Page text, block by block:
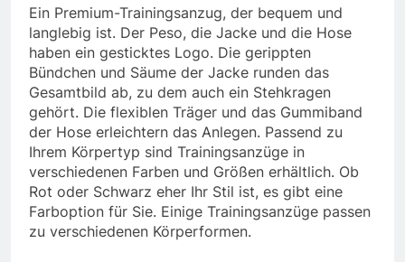
Ein Premium-Trainingsanzug, der bequem und
langlebig ist. Der Peso, die Jacke und die Hose
haben ein gesticktes Logo. Die gerippten
Bündchen und Säume der Jacke runden das
Gesamtbild ab, zu dem auch ein Stehkragen
gehört. Die flexiblen Träger und das Gummiband
der Hose erleichtern das Anlegen. Passend zu
Ihrem Körpertyp sind Trainingsanzüge in
verschiedenen Farben und Größen erhältlich. Ob
Rot oder Schwarz eher Ihr Stil ist, es gibt eine
Farboption für Sie. Einige Trainingsanzüge passen
zu verschiedenen Körperformen.